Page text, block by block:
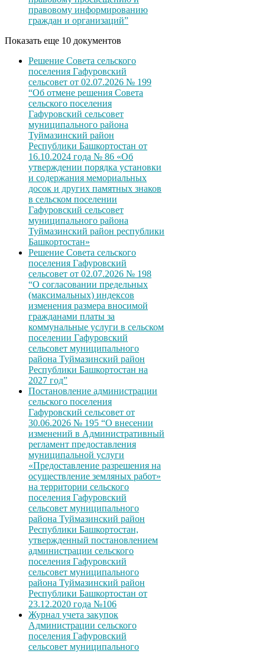
правовому информированию
граждан и организаций”
Показать еще 10 документов
Решение Совета сельского
поселения Гафуровский
сельсовет от 02.07.2026 № 199
“Об отмене решения Совета
сельского поселения
Гафуровский сельсовет
муниципального района
Туймазинский район
Республики Башкортостан от
16.10.2024 года № 86 «Об
утверждении порядка установки
и содержания мемориальных
досок и других памятных знаков
в сельском поселении
Гафуровский сельсовет
муниципального района
Туймазинский район республики
Башкортостан»
Решение Совета сельского
поселения Гафуровский
сельсовет от 02.07.2026 № 198
“О согласовании предельных
(максимальных) индексов
изменения размера вносимой
гражданами платы за
коммунальные услуги в сельском
поселении Гафуровский
сельсовет муниципального
района Туймазинский район
Республики Башкортостан на
2027 год”
Постановление администрации
сельского поселения
Гафуровский сельсовет от
30.06.2026 № 195 “О внесении
изменений в Административный
регламент предоставления
муниципальной услуги
«Предоставление разрешения на
осуществление земляных работ»
на территории сельского
поселения Гафуровский
сельсовет муниципального
района Туймазинский район
Республики Башкортостан,
утвержденный постановлением
администрации сельского
поселения Гафуровский
сельсовет муниципального
района Туймазинский район
Республики Башкортостан от
23.12.2020 года №106
Журнал учета закупок
Администрации сельского
поселения Гафуровский
сельсовет муниципального